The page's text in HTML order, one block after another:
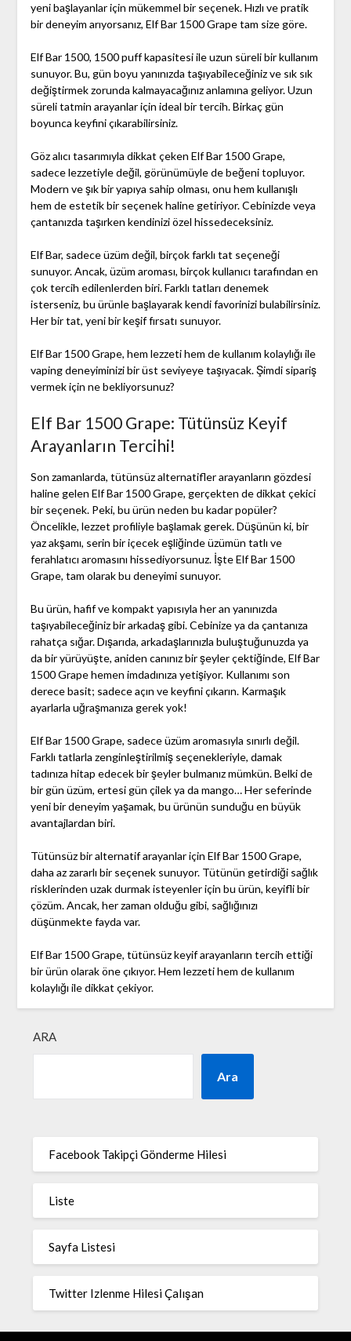
yeni başlayanlar için mükemmel bir seçenek. Hızlı ve pratik
bir deneyim arıyorsanız, Elf Bar 1500 Grape tam size göre.
Elf Bar 1500, 1500 puff kapasitesi ile uzun süreli bir kullanım
sunuyor. Bu, gün boyu yanınızda taşıyabileceğiniz ve sık sık
değiştirmek zorunda kalmayacağınız anlamına geliyor. Uzun
süreli tatmin arayanlar için ideal bir tercih. Birkaç gün
boyunca keyfini çıkarabilirsiniz.
Göz alıcı tasarımıyla dikkat çeken Elf Bar 1500 Grape,
sadece lezzetiyle değil, görünümüyle de beğeni topluyor.
Modern ve şık bir yapıya sahip olması, onu hem kullanışlı
hem de estetik bir seçenek haline getiriyor. Cebinizde veya
çantanızda taşırken kendinizi özel hissedeceksiniz.
Elf Bar, sadece üzüm değil, birçok farklı tat seçeneği
sunuyor. Ancak, üzüm aroması, birçok kullanıcı tarafından en
çok tercih edilenlerden biri. Farklı tatları denemek
isterseniz, bu ürünle başlayarak kendi favorinizi bulabilirsiniz.
Her bir tat, yeni bir keşif fırsatı sunuyor.
Elf Bar 1500 Grape, hem lezzeti hem de kullanım kolaylığı ile
vaping deneyiminizi bir üst seviyeye taşıyacak. Şimdi sipariş
vermek için ne bekliyorsunuz?
Elf Bar 1500 Grape: Tütünsüz Keyif
Arayanların Tercihi!
Son zamanlarda, tütünsüz alternatifler arayanların gözdesi
haline gelen Elf Bar 1500 Grape, gerçekten de dikkat çekici
bir seçenek. Peki, bu ürün neden bu kadar popüler?
Öncelikle, lezzet profiliyle başlamak gerek. Düşünün ki, bir
yaz akşamı, serin bir içecek eşliğinde üzümün tatlı ve
ferahlatıcı aromasını hissediyorsunuz. İşte Elf Bar 1500
Grape, tam olarak bu deneyimi sunuyor.
Bu ürün, hafif ve kompakt yapısıyla her an yanınızda
taşıyabileceğiniz bir arkadaş gibi. Cebinize ya da çantanıza
rahatça sığar. Dışarıda, arkadaşlarınızla buluştuğunuzda ya
da bir yürüyüşte, aniden canınız bir şeyler çektiğinde, Elf Bar
1500 Grape hemen imdadınıza yetişiyor. Kullanımı son
derece basit; sadece açın ve keyfini çıkarın. Karmaşık
ayarlarla uğraşmanıza gerek yok!
Elf Bar 1500 Grape, sadece üzüm aromasıyla sınırlı değil.
Farklı tatlarla zenginleştirilmiş seçenekleriyle, damak
tadınıza hitap edecek bir şeyler bulmanız mümkün. Belki de
bir gün üzüm, ertesi gün çilek ya da mango… Her seferinde
yeni bir deneyim yaşamak, bu ürünün sunduğu en büyük
avantajlardan biri.
Tütünsüz bir alternatif arayanlar için Elf Bar 1500 Grape,
daha az zararlı bir seçenek sunuyor. Tütünün getirdiği sağlık
risklerinden uzak durmak isteyenler için bu ürün, keyifli bir
çözüm. Ancak, her zaman olduğu gibi, sağlığınızı
düşünmekte fayda var.
Elf Bar 1500 Grape, tütünsüz keyif arayanların tercih ettiği
bir ürün olarak öne çıkıyor. Hem lezzeti hem de kullanım
kolaylığı ile dikkat çekiyor.
ARA
Ara
Facebook Takipçi Gönderme Hilesi
Liste
Sayfa Listesi
Twitter Izlenme Hilesi Çalışan